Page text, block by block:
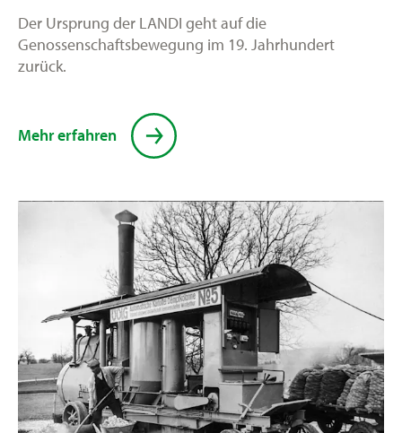
Der Ursprung der LANDI geht auf die
Genossenschaftsbewegung im 19. Jahrhundert
zurück.
Mehr erfahren